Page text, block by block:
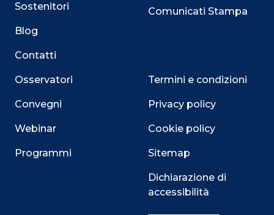
Sostenitori
Blog
Contatti
Osservatori
Convegni
Webinar
Programmi
Comunicati Stampa
Termini e condizioni
Privacy policy
Cookie policy
Sitemap
Dichiarazione di
accessibilità